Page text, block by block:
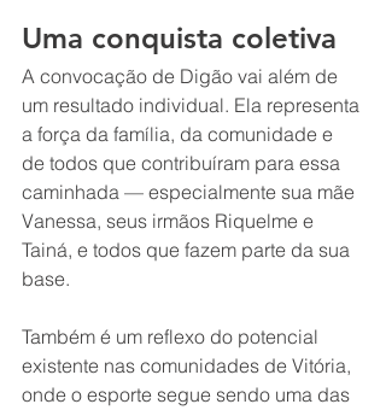
Uma conquista coletiva
A convocação de Digão vai além de
um resultado individual. Ela representa
a força da família, da comunidade e
de todos que contribuíram para essa
caminhada — especialmente sua mãe
Vanessa, seus irmãos Riquelme e
Tainá, e todos que fazem parte da sua
base.
Também é um reflexo do potencial
existente nas comunidades de Vitória,
onde o esporte segue sendo uma das